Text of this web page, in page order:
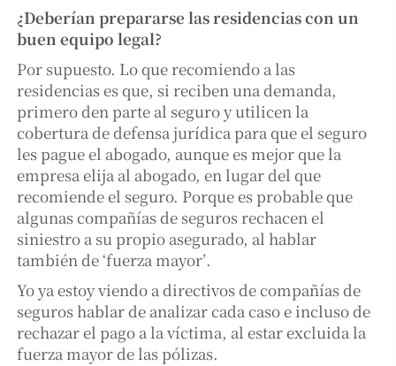
¿Deberían prepararse las residencias con un
buen equipo legal?
Por supuesto. Lo que recomiendo a las
residencias es que, si reciben una demanda,
primero den parte al seguro y utilicen la
cobertura de defensa jurídica para que el seguro
les pague el abogado, aunque es mejor que la
empresa elija al abogado, en lugar del que
recomiende el seguro. Porque es probable que
algunas compañías de seguros rechacen el
siniestro a su propio asegurado, al hablar
también de ‘fuerza mayor’.
Yo ya estoy viendo a directivos de compañías de
seguros hablar de analizar cada caso e incluso de
rechazar el pago a la víctima, al estar excluida la
fuerza mayor de las pólizas.